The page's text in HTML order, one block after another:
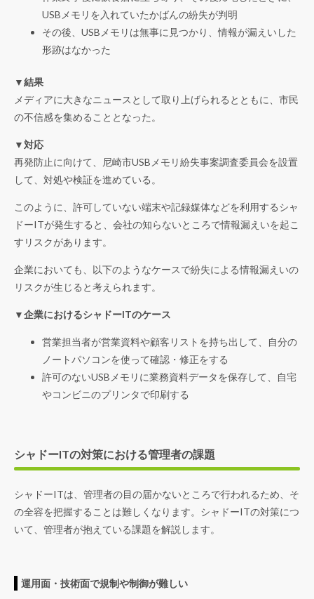
USBメモリを入れていたかばんの紛失が判明
その後、USBメモリは無事に見つかり、情報が漏えいした
形跡はなかった
▼結果
メディアに大きなニュースとして取り上げられるとともに、市民
の不信感を集めることとなった。
▼対応
再発防止に向けて、尼崎市USBメモリ紛失事案調査委員会を設置
して、対処や検証を進めている。
このように、許可していない端末や記録媒体などを利用するシャ
ドーITが発生すると、会社の知らないところで情報漏えいを起こ
すリスクがあります。
企業においても、以下のようなケースで紛失による情報漏えいの
リスクが生じると考えられます。
▼企業におけるシャドーITのケース
営業担当者が営業資料や顧客リストを持ち出して、自分の
ノートパソコンを使って確認・修正をする
許可のないUSBメモリに業務資料データを保存して、自宅
やコンビニのプリンタで印刷する
シャドーITの対策における管理者の課題
シャドーITは、管理者の目の届かないところで行われるため、そ
の全容を把握することは難しくなります。シャドーITの対策につ
いて、管理者が抱えている課題を解説します。
運用面・技術面で規制や制御が難しい